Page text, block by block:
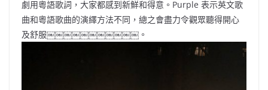
劇用粵語歌詞，大家都感到新鮮和得意。Purple 表示英文歌
曲和粵語歌曲的演繹方法不同，總之會盡力令觀眾聽得開心
及舒服￼￼￼￼￼￼￼￼￼￼￼。